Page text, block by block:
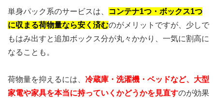
単身パック系のサービスは、
コンテナ1つ・ボックス1つ
に収まる荷物量なら安く済むのがメリットですが、少しで
もはみ出すと追加ボックス分が丸々かかり、一気に割高に
なることも。
荷物量を抑えるには、 冷蔵庫・洗濯機・ベッドなど、大型
家電や家具を本当に持っていくかどうかを見直すのが効果